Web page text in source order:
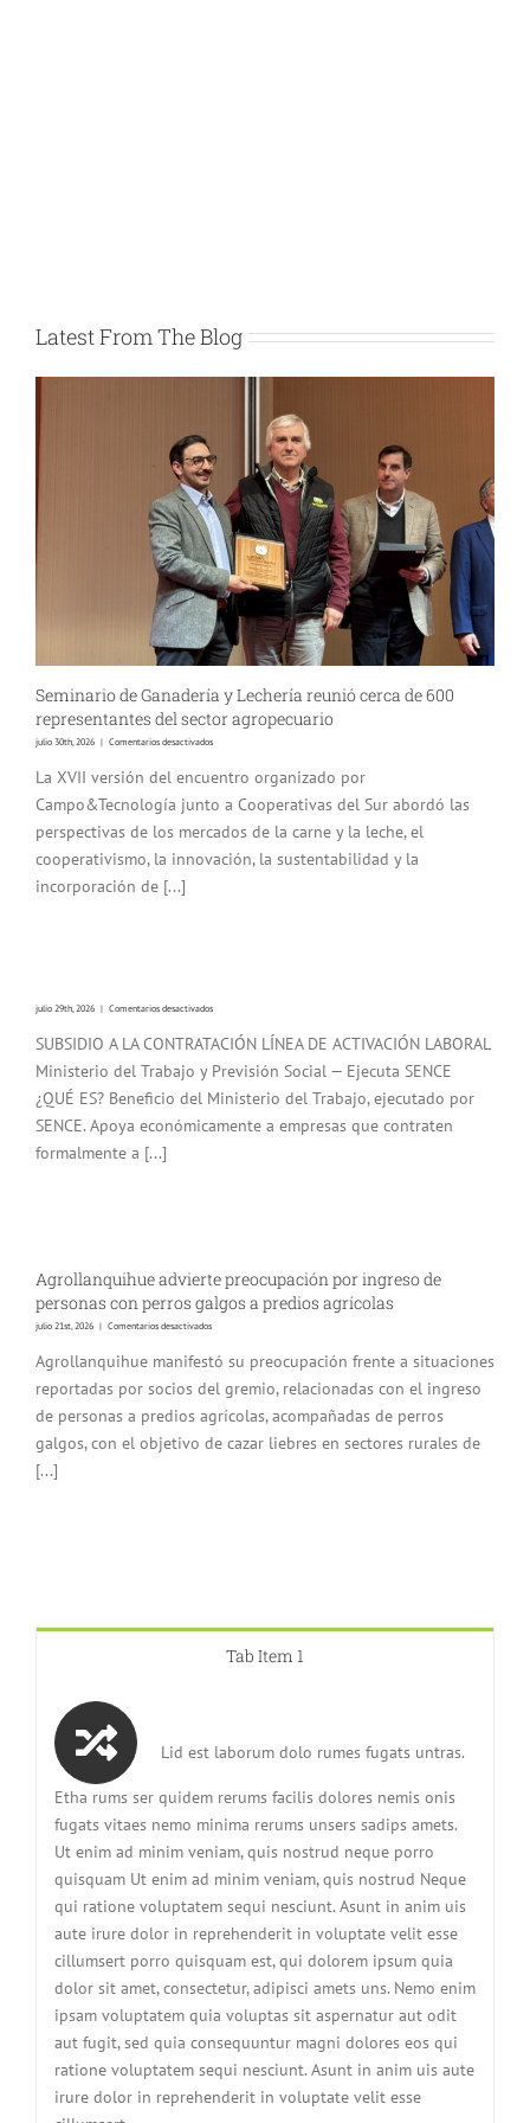
Latest From The Blog
Seminario de Ganadería y Lechería reunió cerca de 600
representantes del sector agropecuario
julio 30th, 2026 | Comentarios desactivadosen
Ganadería
Lechería
reunió
cerca
de
600
La XVII versión del encuentro organizado por
Campo&Tecnología junto a Cooperativas del Sur abordó las
perspectivas de los mercados de la carne y la leche, el
cooperativismo, la innovación, la sustentabilidad y la
incorporación de [...]
julio 29th, 2026 | Comentarios desactivadosen
SUBSIDIO A LA CONTRATACIÓN LÍNEA DE ACTIVACIÓN LABORAL
Ministerio del Trabajo y Previsión Social — Ejecuta SENCE
¿QUÉ ES? Beneficio del Ministerio del Trabajo, ejecutado por
SENCE. Apoya económicamente a empresas que contraten
formalmente a [...]
Agrollanquihue advierte preocupación por ingreso de
personas con perros galgos a predios agrícolas
julio 21st, 2026 | Comentarios desactivadosen
advierte
preocupación
por
ingreso
personas
con
perros
Agrollanquihue manifestó su preocupación frente a situaciones
reportadas por socios del gremio, relacionadas con el ingreso
de personas a predios agrícolas, acompañadas de perros
galgos, con el objetivo de cazar liebres en sectores rurales de
[...]
Tab Item 1
Lid est laborum dolo rumes fugats untras.
Etha rums ser quidem rerums facilis dolores nemis onis
fugats vitaes nemo minima rerums unsers sadips amets.
Ut enim ad minim veniam, quis nostrud neque porro
quisquam Ut enim ad minim veniam, quis nostrud Neque
qui ratione voluptatem sequi nesciunt. Asunt in anim uis
aute irure dolor in reprehenderit in voluptate velit esse
cillumsert porro quisquam est, qui dolorem ipsum quia
dolor sit amet, consectetur, adipisci amets uns. Nemo enim
ipsam voluptatem quia voluptas sit aspernatur aut odit
aut fugit, sed quia consequuntur magni dolores eos qui
ratione voluptatem sequi nesciunt. Asunt in anim uis aute
irure dolor in reprehenderit in voluptate velit esse